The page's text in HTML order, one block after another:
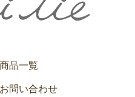
商品一覧
お問い合わせ